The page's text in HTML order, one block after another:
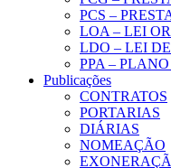
PCS –
LOA – LEI
LDO – LEI
PPA –
Publicações
CONTRATOS
PORTARIAS
DIÁRIAS
NOMEAÇÃO